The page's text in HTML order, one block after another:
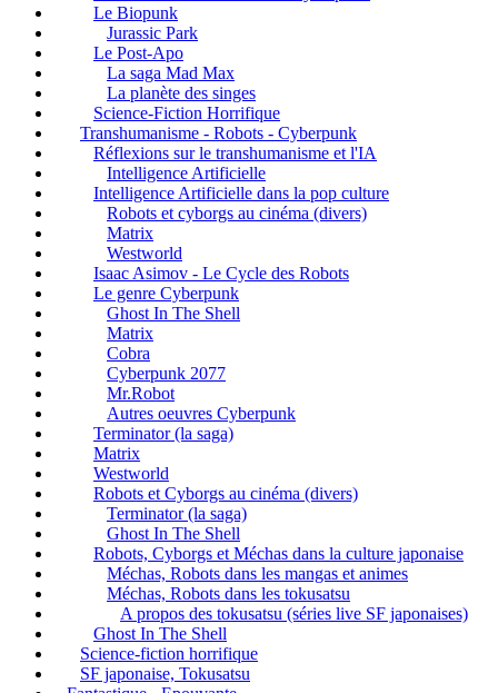
Le Biopunk
Jurassic Park
Le Post-Apo
La saga Mad Max
La planète des singes
Science-Fiction Horrifique
Transhumanisme - Robots - Cyberpunk
Réflexions sur le transhumanisme et l'IA
Intelligence Artificielle
Intelligence Artificielle dans la pop culture
Robots et cyborgs au cinéma (divers)
Matrix
Westworld
Isaac Asimov - Le Cycle des Robots
Le genre Cyberpunk
Ghost In The Shell
Matrix
Cobra
Cyberpunk 2077
Mr.Robot
Autres oeuvres Cyberpunk
Terminator (la saga)
Matrix
Westworld
Robots et Cyborgs au cinéma (divers)
Terminator (la saga)
Ghost In The Shell
Robots, Cyborgs et Méchas dans la culture japonaise
Méchas, Robots dans les mangas et animes
Méchas, Robots dans les tokusatsu
A propos des tokusatsu (séries live SF japonaises)
Ghost In The Shell
Science-fiction horrifique
SF japonaise, Tokusatsu